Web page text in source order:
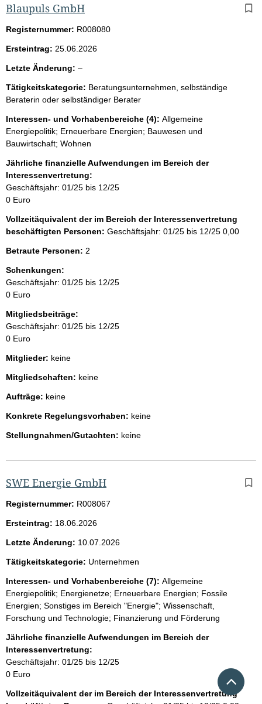
Blaupuls GmbH
Registernummer: R008080
Ersteintrag: 25.06.2026
Letzte Änderung: –l
e
r
Tätigkeitskategorie: Beratungsunternehmen, selbständige
Beraterin oder selbständiger Berater
Interessen- und Vorhabenbereiche (4): Allgemeine
Energiepolitik; Erneuerbare Energien; Bauwesen und
Bauwirtschaft; Wohnen
Jährliche finanzielle Aufwendungen im Bereich der
Interessenvertretung:
Geschäftsjahr: 01/25 bis 12/25
0 Euro
Vollzeitäquivalent der im Bereich der Interessenvertretung
beschäftigten Personen: Geschäftsjahr: 01/25 bis 12/25 0,00
Betraute Personen: 2
Schenkungen:
Geschäftsjahr: 01/25 bis 12/25
0 Euro
Mitgliedsbeiträge:
Geschäftsjahr: 01/25 bis 12/25
0 Euro
Mitglieder: keine
Mitgliedschaften: keine
Aufträge: keine
Konkrete Regelungsvorhaben: keine
Stellungnahmen/Gutachten: keine
SWE Energie GmbH
Registernummer: R008067
Ersteintrag: 18.06.2026
Letzte Änderung: 10.07.2026
Tätigkeitskategorie: Unternehmen
Interessen- und Vorhabenbereiche (7): Allgemeine
Energiepolitik; Energienetze; Erneuerbare Energien; Fossile
Energien; Sonstiges im Bereich "Energie"; Wissenschaft,
Forschung und Technologie; Finanzierung und Förderung
Jährliche finanzielle Aufwendungen im Bereich der
Interessenvertretung:
Geschäftsjahr: 01/25 bis 12/25
0 Euro
Vollzeitäquivalent der im Bereich der Interessenvertretung